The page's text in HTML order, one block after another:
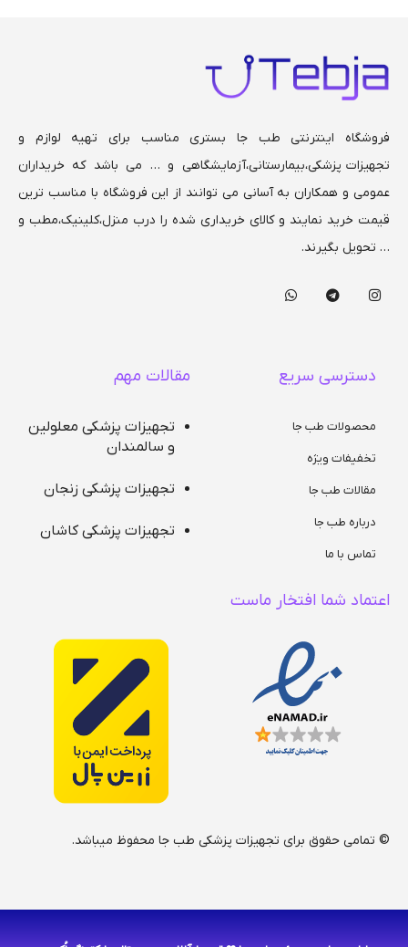
فروشگاه اینترنتی طب جا بستری مناسب برای تهیه لوازم و
تجهیزات پزشکی،بیمارستانی،آزمایشگاهی و … می باشد که خریداران
عمومی و همکاران به آسانی می توانند از این فروشگاه با مناسب ترین
قیمت خرید نمایند و کالای خریداری شده را درب منزل،کلینیک،مطب و
… تحویل بگیرند.
دسترسی سریع
محصولات طب جا
تخفیفات ویژه
مقالات طب جا
درباره طب جا
تماس با ما
مقالات مهم
تجهیزات پزشکی معلولین
و سالمندان
تجهیزات پزشکی زنجان
تجهیزات پزشکی کاشان
اعتماد شما افتخار ماست
© تمامی حقوق برای تجهیزات پزشکی طب جا محفوظ میباشد.